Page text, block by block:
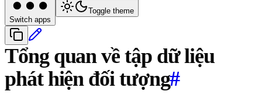
Switch apps
Toggle theme
Tổng quan về tập dữ liệu
phát hiện đối tượng#